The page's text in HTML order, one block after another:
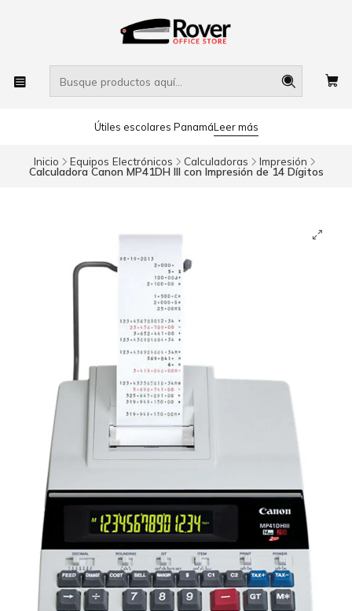
Útiles escolares PanamáLeer más
Inicio Equipos Electrónicos Calculadoras Impresión
Calculadora Canon MP41DH III con Impresión de 14 Dígitos